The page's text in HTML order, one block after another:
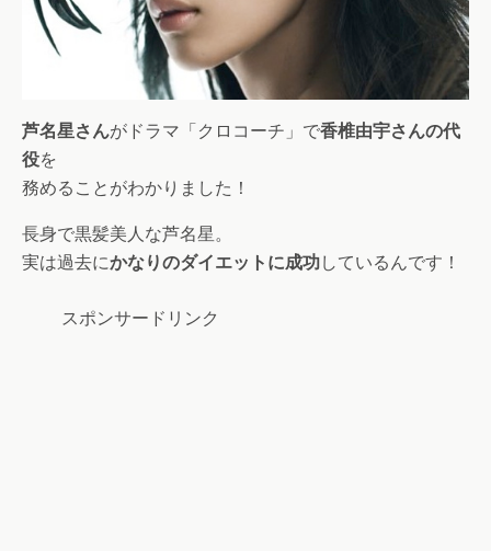
芦名星さんがドラマ「クロコーチ」で香椎由宇さんの代
役を
務めることがわかりました！
長身で黒髪美人な芦名星。
実は過去にかなりのダイエットに成功しているんです！
スポンサードリンク